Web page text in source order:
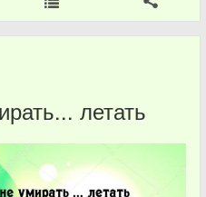
летать